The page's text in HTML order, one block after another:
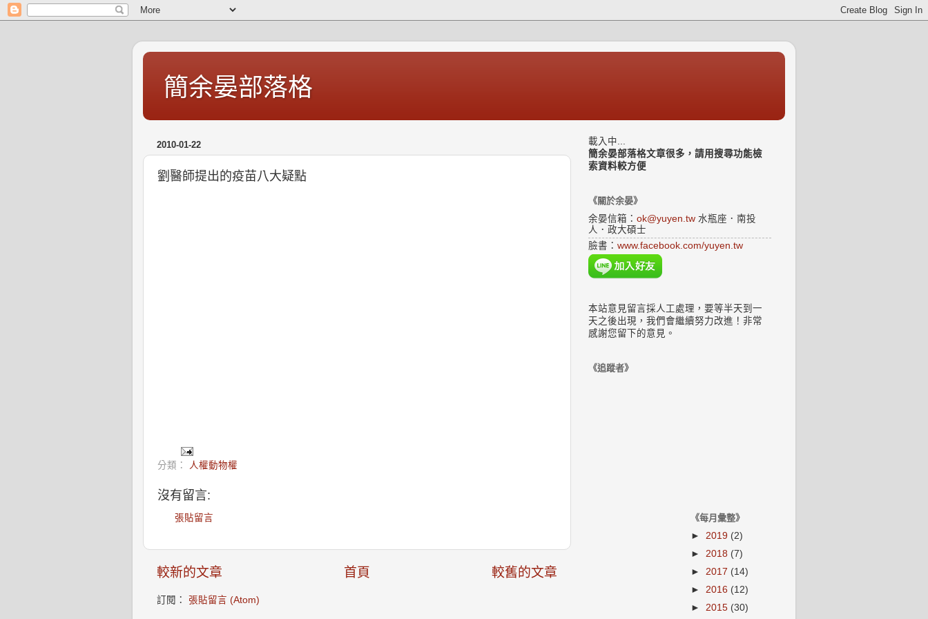
簡余晏部落格
2010-01-22
劉醫師提出的疫苗八大疑點
分類： 人權動物權
沒有留言:
張貼留言
較新的文章 較舊的文章
首頁
訂閱： 張貼留言 (Atom)
載入中...
簡余晏部落格文章很多，請用搜尋功能檢
索資料較方便
《關於余晏》
余晏信箱： ok@yuyen.tw 水瓶座．南投
人．政大碩士
臉書： www.facebook.com/yuyen.tw
本站意見留言採人工處理，要等半天到一
天之後出現，我們會繼續努力改進！非常
感謝您留下的意見。
《追蹤者》
《每月彙整》
► 2019 (2)
► 2018 (7)
► 2017 (14)
► 2016 (12)
► 2015 (30)